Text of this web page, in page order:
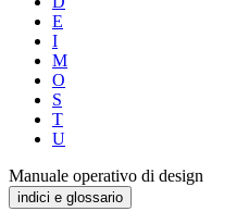
E
I
M
O
S
T
U
Manuale operativo di design
indici e glossario